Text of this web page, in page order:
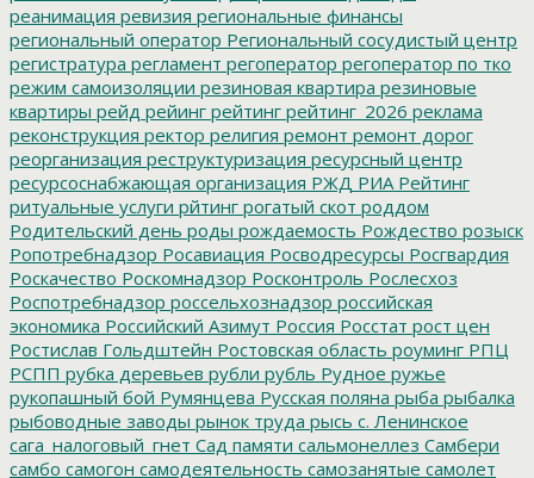
реанимация ревизия региональные финансы
региональный оператор Региональный сосудистый центр
регистратура регламент регоператор регоператор по тко
режим самоизоляции резиновая квартира резиновые
квартиры рейд рейинг рейтинг рейтинг_2026 реклама
реконструкция ректор религия ремонт ремонт дорог
реорганизация реструктуризация ресурсный центр
ресурсоснабжающая организация РЖД РИА Рейтинг
ритуальные услуги рйтинг рогатый скот роддом
Родительский день роды рождаемость Рождество розыск
Ропотребнадзор Росавиация Росводресурсы Росгвардия
Роскачество Роскомнадзор Росконтроль Рослесхоз
Роспотребнадзор россельхознадзор российская
экономика Российский Азимут Россия Росстат рост цен
Ростислав Гольдштейн Ростовская область роуминг РПЦ
РСПП рубка деревьев рубли рубль Рудное ружье
рукопашный бой Румянцева Русская поляна рыба рыбалка
рыбоводные заводы рынок труда рысь с. Ленинское
сага_налоговый_гнет Сад памяти сальмонеллез Самбери
самбо самогон самодеятельность самозанятые самолет